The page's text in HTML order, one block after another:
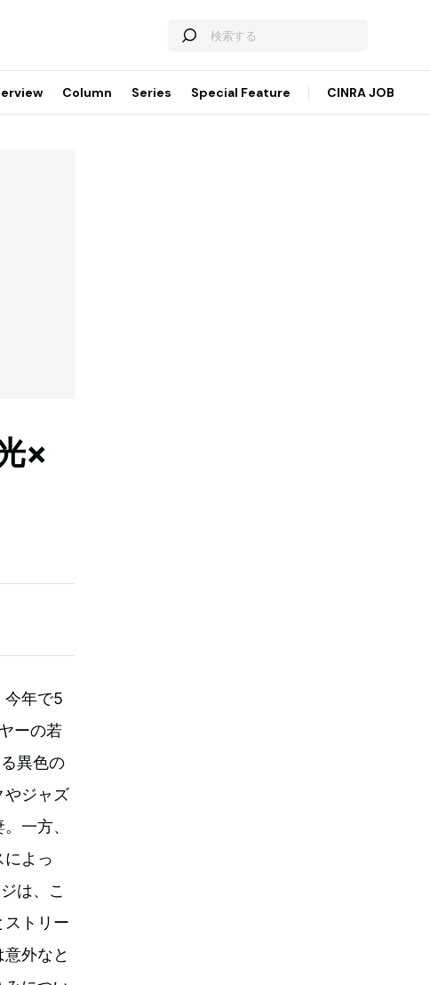
Column Series Special Feature CINRA JOB
×
今年で5
ーの若
異色の
やジャズ
一方、
よっ
は、こ
ストリー
外なと